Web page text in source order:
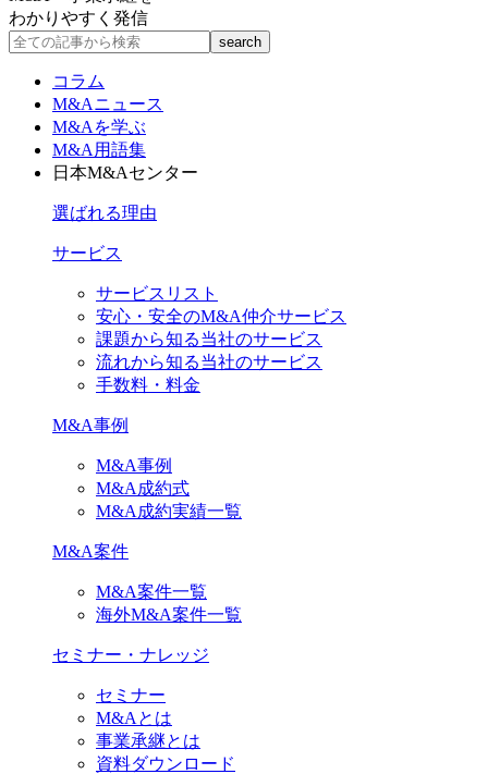
わかりやすく発信
コラム
M&Aニュース
M&Aを学ぶ
M&A用語集
日本M&Aセンター
選ばれる理由
サービス
サービスリスト
安心・安全のM&A仲介サービス
課題から知る当社のサービス
流れから知る当社のサービス
手数料・料金
M&A事例
M&A事例
M&A成約式
M&A成約実績一覧
M&A案件
M&A案件一覧
海外M&A案件一覧
セミナー・ナレッジ
セミナー
M&Aとは
事業承継とは
資料ダウンロード